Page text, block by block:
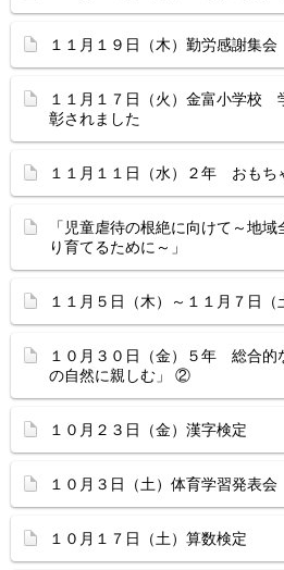
１１月１９日（木）勤労感謝集会
１１月１７日（火）金富小学校
彰されました
１１月１１日（水）２年 おもち
「児童虐待の根絶に向けて～地
り育てるために～」
１１月５日（木）～１１月７日
１０月３０日（金）５年 総合的
の自然に親しむ」 ②
１０月２３日（金）漢字検定
１０月３日（土）体育学習発表会
１０月１７日（土）算数検定